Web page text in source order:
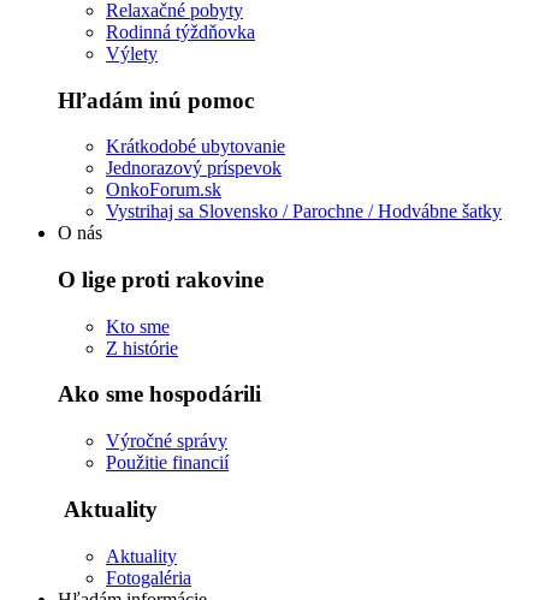
Relaxačné pobyty
Rodinná týždňovka
Výlety
Hľadám inú pomoc
Krátkodobé ubytovanie
Jednorazový príspevok
OnkoForum.sk
Vystrihaj sa Slovensko / Parochne / Hodvábne šatky
O nás
O lige proti rakovine
Kto sme
Z histórie
Ako sme hospodárili
Výročné správy
Použitie financií
Aktuality
Aktuality
Fotogaléria